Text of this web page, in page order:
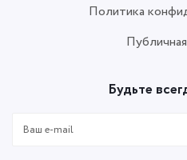
Политика
Будьте